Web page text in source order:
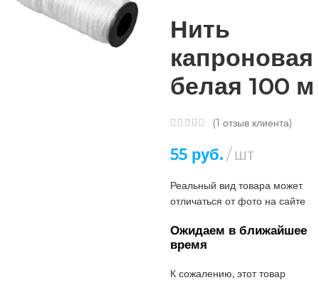
Нить
капроновая
белая 100 м
(1 отзыв клиента)
55руб. шт
Реальный вид товара может
отличаться от фото на сайте
Ожидаем в ближайшее
время
К сожалению, этот товар